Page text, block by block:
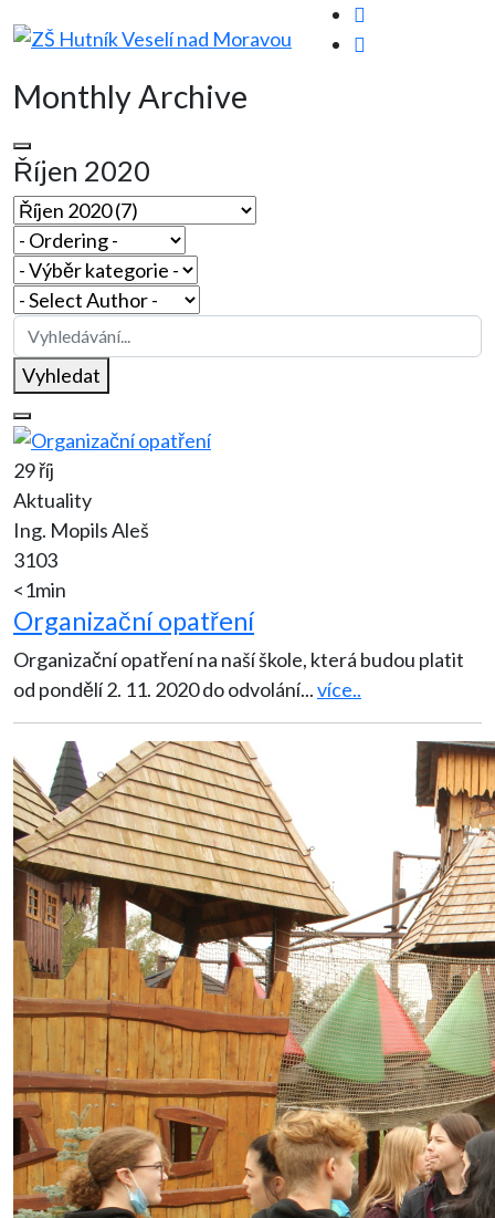
Monthly Archive
Říjen 2020
Vyhledat
29 říj
Aktuality
Ing. Mopils Aleš
3103
<1min
Organizační opatření
Organizační opatření na naší škole, která budou platit
od pondělí 2. 11. 2020 do odvolání...více..